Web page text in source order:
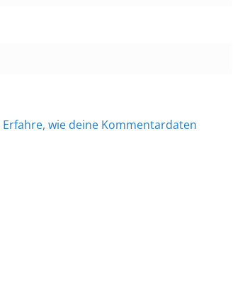
Erfahre, wie deine Kommentardaten